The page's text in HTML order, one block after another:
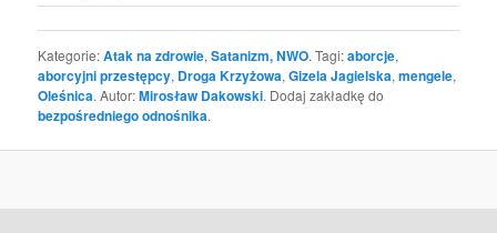
Kategorie:Atak na zdrowie,Satanizm, NWO. Tagi:aborcje,
aborcyjni przestępcy, Droga Krzyżowa,Gizela Jagielska,mengele,
Oleśnica. Autor:Mirosław Dakowski. Dodaj zakładkę do
bezpośredniego odnośnika.